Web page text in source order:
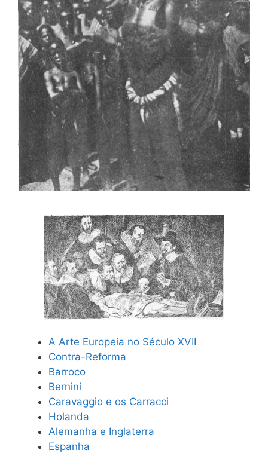
A Arte Europeia no Século XVII
Contra-Reforma
Barroco
Bernini
Caravaggio e os Carracci
Holanda
Alemanha e Inglaterra
Espanha